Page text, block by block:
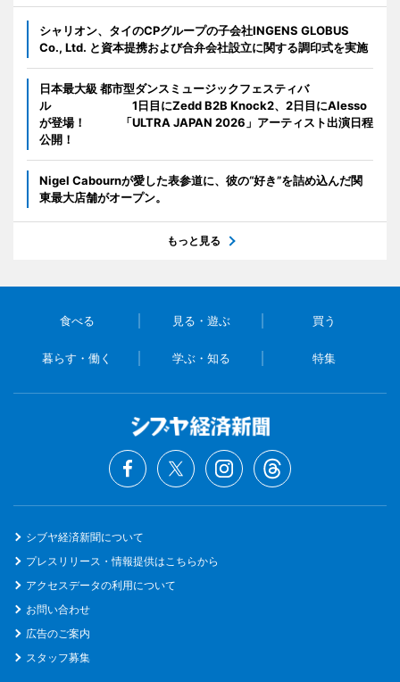
シャリオン、タイのCPグループの子会社INGENS GLOBUS
Co., Ltd. と資本提携および合弁会社設立に関する調印式を実施
日本最大級 都市型ダンスミュージックフェスティバ
ル 1日目にZedd B2B Knock2、2日目にAlesso
が登場！ 「ULTRA JAPAN 2026」アーティスト出演日程
公開！
Nigel Cabournが愛した表参道に、彼の“好き”を詰め込んだ関
東最大店舗がオープン。
もっと見る
食べる 見る・遊ぶ 買う
暮らす・働く 学ぶ・知る 特集
シブヤ経済新聞について
プレスリリース・情報提供はこちらから
アクセスデータの利用について
お問い合わせ
広告のご案内
スタッフ募集